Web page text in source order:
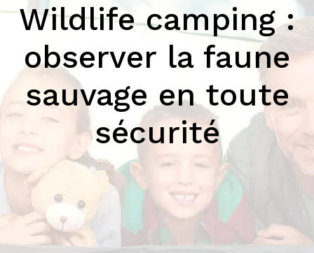
Wildlife camping :
observer la faune
sauvage en toute
sécurité